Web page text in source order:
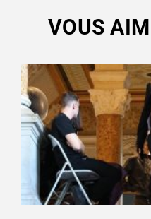
VOUS